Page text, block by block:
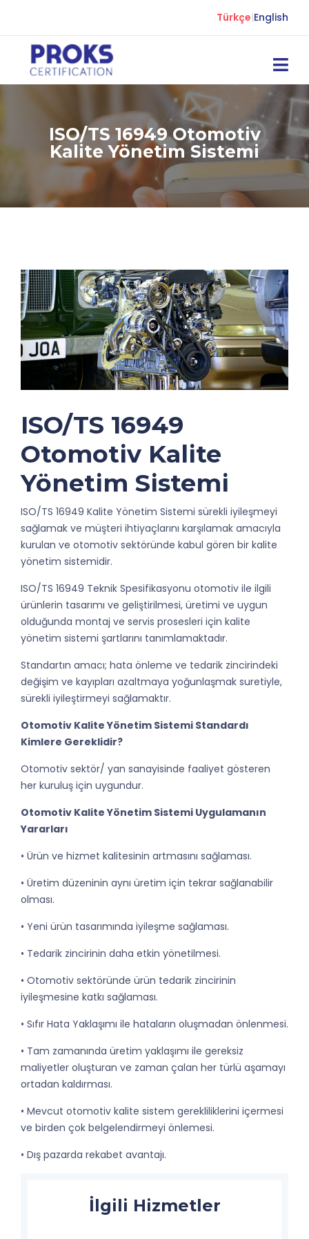
Türkçe|English
ISO/TS 16949 Otomotiv
Kalite Yönetim Sistemi
ISO/TS 16949
Otomotiv Kalite
Yönetim Sistemi
ISO/TS 16949 Kalite Yönetim Sistemi sürekli iyileşmeyi
sağlamak ve müşteri ihtiyaçlarını karşılamak amacıyla
kurulan ve otomotiv sektöründe kabul gören bir kalite
yönetim sistemidir.
ISO/TS 16949 Teknik Spesifikasyonu otomotiv ile ilgili
ürünlerin tasarımı ve geliştirilmesi, üretimi ve uygun
olduğunda montaj ve servis prosesleri için kalite
yönetim sistemi şartlarını tanımlamaktadır.
Standartın amacı; hata önleme ve tedarik zincirindeki
değişim ve kayıpları azaltmaya yoğunlaşmak suretiyle,
sürekli iyileştirmeyi sağlamaktır.
Otomotiv Kalite Yönetim Sistemi Standardı
Kimlere Gereklidir?
Otomotiv sektör/ yan sanayisinde faaliyet gösteren
her kuruluş için uygundur.
Otomotiv Kalite Yönetim Sistemi Uygulamanın
Yararları
• Ürün ve hizmet kalitesinin artmasını sağlaması.
• Üretim düzeninin aynı üretim için tekrar sağlanabilir
olması.
• Yeni ürün tasarımında iyileşme sağlaması.
• Tedarik zincirinin daha etkin yönetilmesi.
• Otomotiv sektöründe ürün tedarik zincirinin
iyileşmesine katkı sağlaması.
• Sıfır Hata Yaklaşımı ile hataların oluşmadan önlenmesi.
• Tam zamanında üretim yaklaşımı ile gereksiz
maliyetler oluşturan ve zaman çalan her türlü aşamayı
ortadan kaldırması.
• Mevcut otomotiv kalite sistem gerekliliklerini içermesi
ve birden çok belgelendirmeyi önlemesi.
• Dış pazarda rekabet avantajı.
İlgili Hizmetler